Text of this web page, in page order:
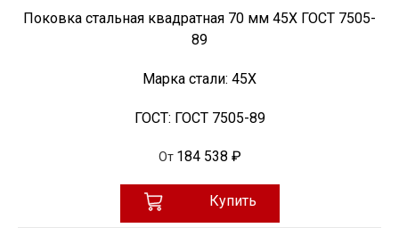
Поковка стальная квадратная 70 мм 45Х ГОСТ 7505-
89
Марка стали: 45Х
ГОСТ: ГОСТ 7505-89
От 184 538 ₽
Купить